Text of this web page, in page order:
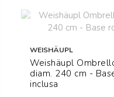
WEISHÄUPL
Weishäupl
diam. 240 cm -
inclusa